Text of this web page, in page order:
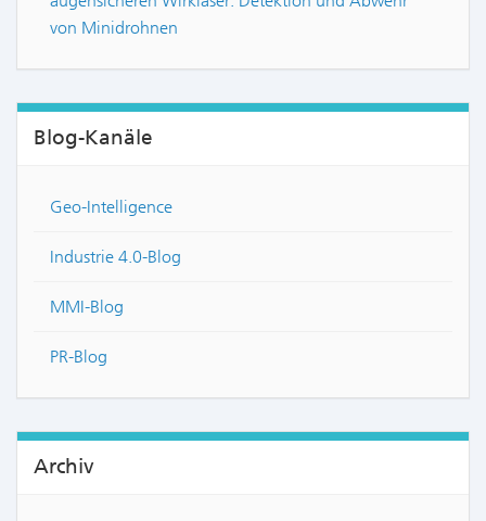
von Minidrohnen
Blog-Kanäle
Geo-Intelligence
Industrie 4.0-Blog
MMI-Blog
PR-Blog
Archiv